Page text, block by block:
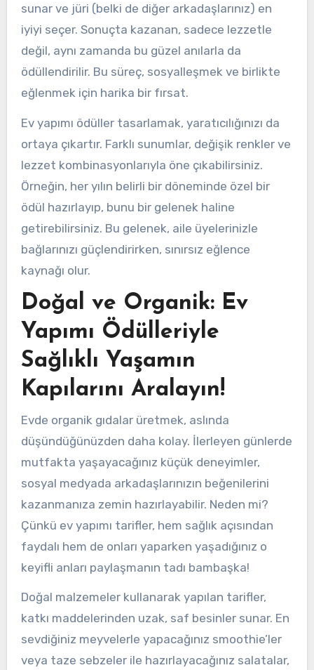
sunar ve jüri (belki de diğer arkadaşlarınız) en
iyiyi seçer. Sonuçta kazanan, sadece lezzetle
değil, aynı zamanda bu güzel anılarla da
ödüllendirilir. Bu süreç, sosyalleşmek ve birlikte
eğlenmek için harika bir fırsat.
Ev yapımı ödüller tasarlamak, yaratıcılığınızı da
ortaya çıkartır. Farklı sunumlar, değişik renkler ve
lezzet kombinasyonlarıyla öne çıkabilirsiniz.
Örneğin, her yılın belirli bir döneminde özel bir
ödül hazırlayıp, bunu bir gelenek haline
getirebilirsiniz. Bu gelenek, aile üyelerinizle
bağlarınızı güçlendirirken, sınırsız eğlence
kaynağı olur.
Doğal ve Organik: Ev
Yapımı Ödülleriyle
Sağlıklı Yaşamın
Kapılarını Aralayın!
Evde organik gıdalar üretmek, aslında
düşündüğünüzden daha kolay. İlerleyen günlerde
mutfakta yaşayacağınız küçük deneyimler,
sosyal medyada arkadaşlarınızın beğenilerini
kazanmanıza zemin hazırlayabilir. Neden mi?
Çünkü ev yapımı tarifler, hem sağlık açısından
faydalı hem de onları yaparken yaşadığınız o
keyifli anları paylaşmanın tadı bambaşka!
Doğal malzemeler kullanarak yapılan tarifler,
katkı maddelerinden uzak, saf besinler sunar. En
sevdiğiniz meyvelerle yapacağınız smoothie’ler
veya taze sebzeler ile hazırlayacağınız salatalar,